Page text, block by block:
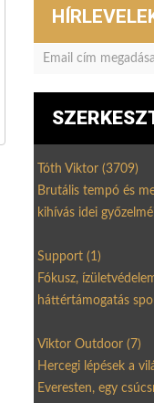
Tóth Viktor (3709)
Brutális tempó és
kihívás idei
Support (1)
Fókusz,
háttértámogatás
Viktor Outdoor (7)
Hercegi lépések a
Everesten, egy